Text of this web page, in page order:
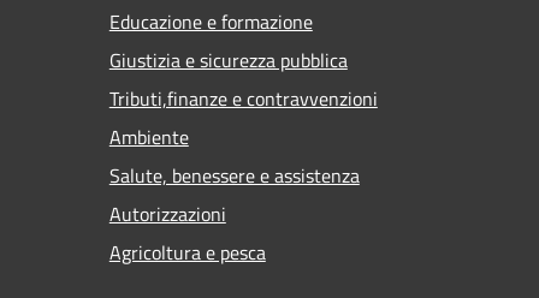
Educazione e formazione
Giustizia e sicurezza pubblica
Tributi,finanze e contravvenzioni
Ambiente
Salute, benessere e assistenza
Autorizzazioni
Agricoltura e pesca